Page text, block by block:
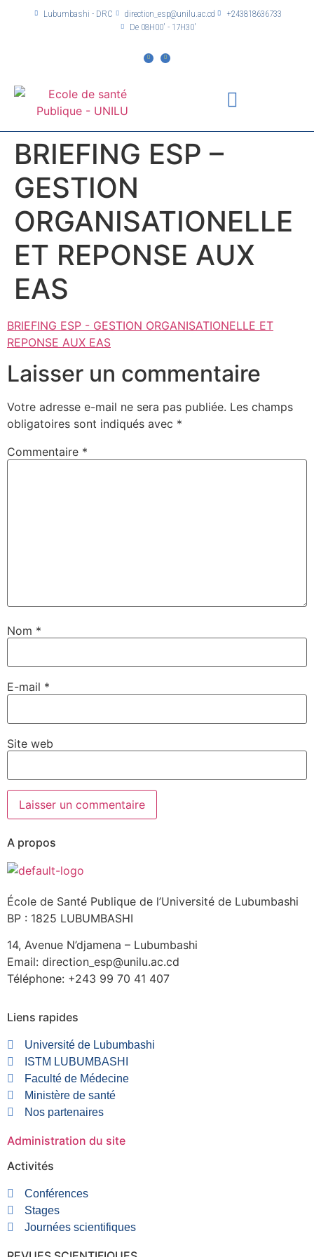
Lubumbashi - DRC direction_esp@unilu.ac.cd
+243818636733
De 08H00' - 17H30'
BRIEFING ESP –
GESTION
ORGANISATIONELLE
ET REPONSE AUX
EAS
BRIEFING ESP - GESTION ORGANISATIONELLE ET
REPONSE AUX EAS
Laisser un commentaire
Votre adresse e-mail ne sera pas publiée. Les champs
obligatoires sont indiqués avec *
Commentaire *
Nom *
E-mail *
Site web
A propos
École de Santé Publique de l’Université de Lubumbashi
BP : 1825 LUBUMBASHI
14, Avenue N’djamena – Lubumbashi
Email: direction_esp@unilu.ac.cd
Téléphone: +243 99 70 41 407
Liens rapides
Université de Lubumbashi
ISTM LUBUMBASHI
Faculté de Médecine
Ministère de santé
Nos partenaires
Administration du site
Activités
Conférences
Stages
Journées scientifiques